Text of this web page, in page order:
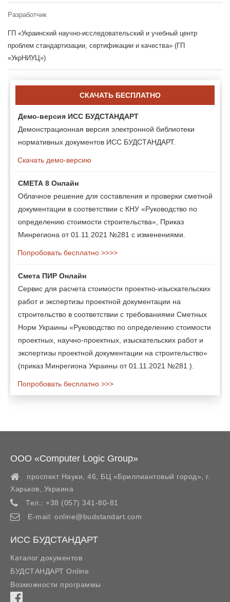
Разработчик
ГП «Украинский научно-исследовательский и учебный центр
проблем стандартизации, сертификации и качества» (ГП
«УкрНИУЦ»)
СКАЧАТЬ БЕСПЛАТНО
Демо-версия ИСС БУДСТАНДАРТ
Демонстрационная версия электронной библиотеки
нормативных документов ИСС БУДСТАНДАРТ.
Скачать демо-версию
СМЕТА 8 Онлайн
Облачное решение для составления и проверки сметной
документации в соответствии с КНУ «Руководство по
определению стоимости строительства», Приказ
Минрегиона от 01.11.2021 №281 с изменениями.
Попробовать бесплатно >>>>
Смета ПИР Онлайн
Сервис для расчета стоимости проектно-изыскательских
работ и экспертизы проектной документации на
строительство в соответствии с требованиями Сметных
Норм Украины «Руководство по определению стоимости
проектных, научно-проектных, изыскательских работ и
экспертизы проектной документации на строительство»
(приказ Минрегиона Украины от 01.11.2021 №281 ).
Попробовать бесплатно >>>
ООО «Computer Logic Group»
проспект Науки, 46, БЦ «Бриллиантовый город»,
г.
Харьков
Украина
Тел.: +38 (057) 341-80-81
E-mail: online@budstandart.com
ИСС БУДСТАНДАРТ
Каталог документов
БУДСТАНДАРТ Online
Возможности программы